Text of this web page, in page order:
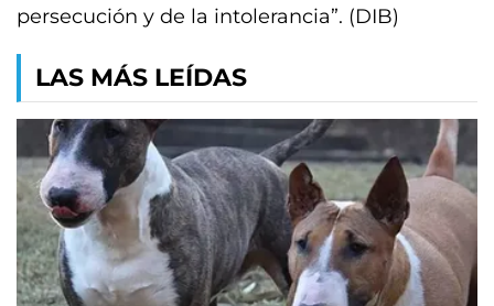
persecución y de la intolerancia”. (DIB)
LAS MÁS LEÍDAS